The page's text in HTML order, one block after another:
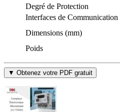
Degré de Protection
Interfaces de Communication
Dimensions (mm)
Poids
▼ Obtenez votre PDF gratuit